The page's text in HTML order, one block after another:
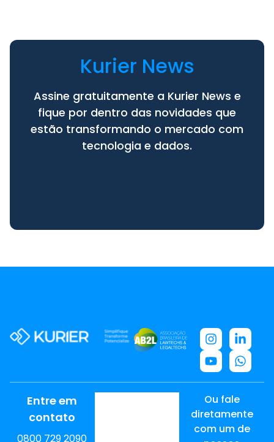
Kurier News
Assine gratuitamente a Kurier News e
fique por dentro das novidades que
estão transformando o mercado com
tecnologia e dados.
Entre em
contato
0800 729 2090
Ou fale
diretamente
com um de